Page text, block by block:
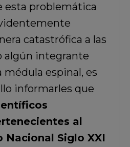
esta problemática
catastrófica a las
algún integrante
médula espinal, es
informarles que
al
Nacional Siglo XXI